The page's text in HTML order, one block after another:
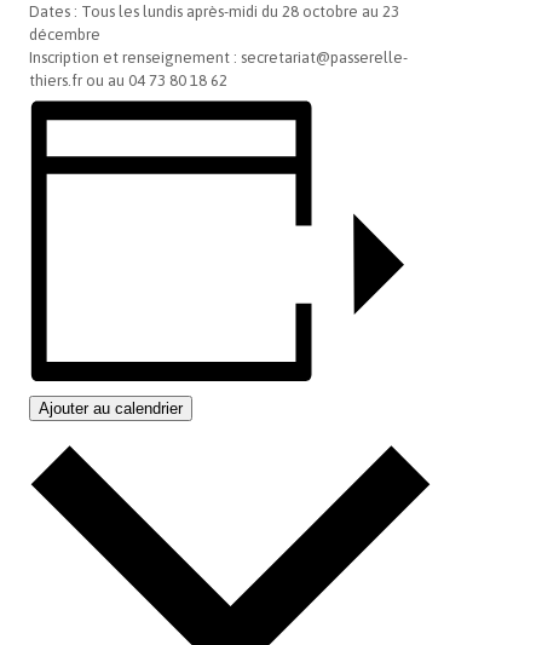
Dates : Tous les lundis après-midi du 28 octobre au 23
décembre
Inscription et renseignement : secretariat@passerelle-
thiers.fr ou au 04 73 80 18 62
Ajouter au calendrier